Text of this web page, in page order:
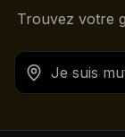
Trouvez votre